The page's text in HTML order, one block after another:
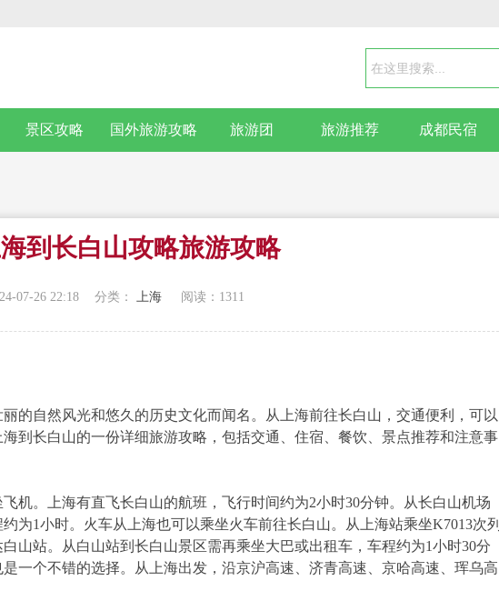
景区攻略 国外旅游攻略 旅游团 旅游推荐 成都民宿
到长白山攻略旅游攻略
07-26 22:18 分类： 上海 阅读： 1311
的自然风光和悠久的历史文化而闻名。从上海前往长白山，交通便利，可以
到长白山的一份详细旅游攻略，包括交通、住宿、餐饮、景点推荐和注意事
机。上海有直飞长白山的航班，飞行时间约为2小时30分钟。从长白山机场
为1小时。火车从上海也可以乘坐火车前往长白山。从上海站乘坐K7013次列
山站。从白山站到长白山景区需再乘坐大巴或出租车，车程约为1小时30分
一个不错的选择。从上海出发，沿京沪高速、济青高速、京哈高速、珲乌高